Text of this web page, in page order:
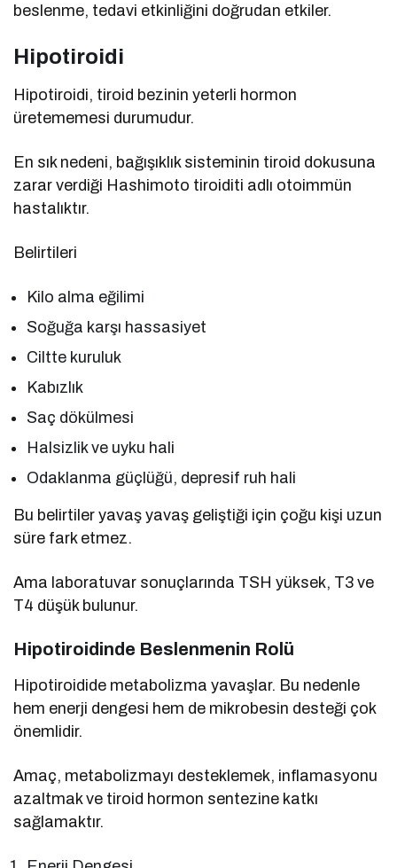
beslenme, tedavi etkinliğini doğrudan etkiler.
Hipotiroidi
Hipotiroidi, tiroid bezinin yeterli hormon
üretememesi durumudur.
En sık nedeni, bağışıklık sisteminin tiroid dokusuna
zarar verdiği Hashimoto tiroiditi adlı otoimmün
hastalıktır.
Belirtileri
Kilo alma eğilimi
Soğuğa karşı hassasiyet
Ciltte kuruluk
Kabızlık
Saç dökülmesi
Halsizlik ve uyku hali
Odaklanma güçlüğü, depresif ruh hali
Bu belirtiler yavaş yavaş geliştiği için çoğu kişi uzun
süre fark etmez.
Ama laboratuvar sonuçlarında TSH yüksek, T3 ve
T4 düşük bulunur.
Hipotiroidinde Beslenmenin Rolü
Hipotiroidide metabolizma yavaşlar. Bu nedenle
hem enerji dengesi hem de mikrobesin desteği çok
önemlidir.
Amaç, metabolizmayı desteklemek, inflamasyonu
azaltmak ve tiroid hormon sentezine katkı
sağlamaktır.